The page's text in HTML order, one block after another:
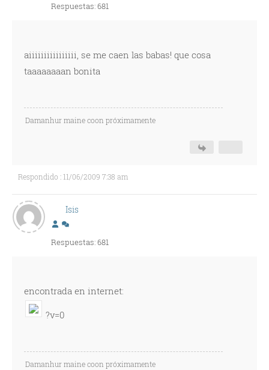
Respuestas: 681
aiiiiiiiiiiiiiiii, se me caen las babas! que cosa
taaaaaaaan bonita
Damanhur maine coon próximamente
Respondido : 11/06/2009 7:38 am
Isis
Respuestas: 681
encontrada en internet:
?v=0
Damanhur maine coon próximamente